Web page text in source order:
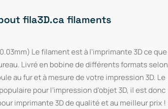
fila3D.ca filaments
Le filament est à l'imprimante 3D ce que
Livré en bobine de différents formats selon
au fur et à mesure de votre impression 3D. Le
pour l’impression d'objet 3D, il est donc
imprimante 3D de qualité et au meilleur prix !